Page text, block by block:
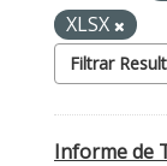
XLSX
Filtrar
Informe de